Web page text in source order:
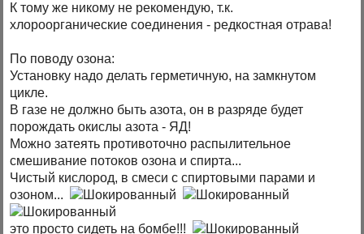
К тому же никому не рекомендую, т.к.
хлороорганические соединения - редкостная отрава!
По поводу озона:
Установку надо делать герметичную, на замкнутом
цикле.
В газе не должно быть азота, он в разряде будет
порождать окислы азота - ЯД!
Можно затеять противоточно распылительное
смешивание потоков озона и спирта...
Чистый кислород, в смеси с спиртовыми парами и
озоном...
это просто сидеть на бомбе!!!